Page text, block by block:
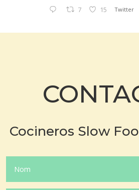
7 15 Twitter
Cocineros Slow